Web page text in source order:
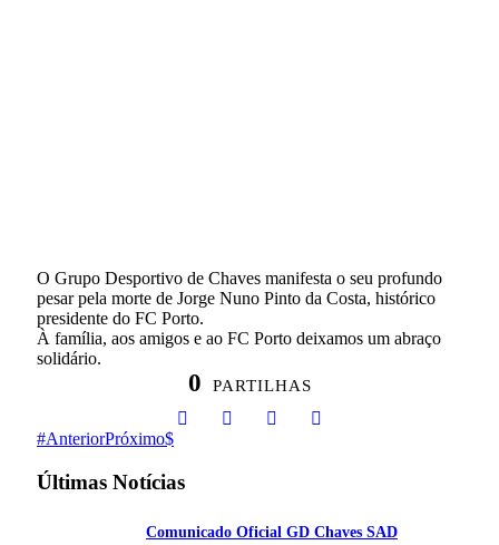
O Grupo Desportivo de Chaves manifesta o seu profundo
pesar pela morte de Jorge Nuno Pinto da Costa, histórico
presidente do FC Porto.
À família, aos amigos e ao FC Porto deixamos um abraço
solidário.
0 PARTILHAS
AnteriorPróximo
Últimas Notícias
Comunicado Oficial GD Chaves SAD